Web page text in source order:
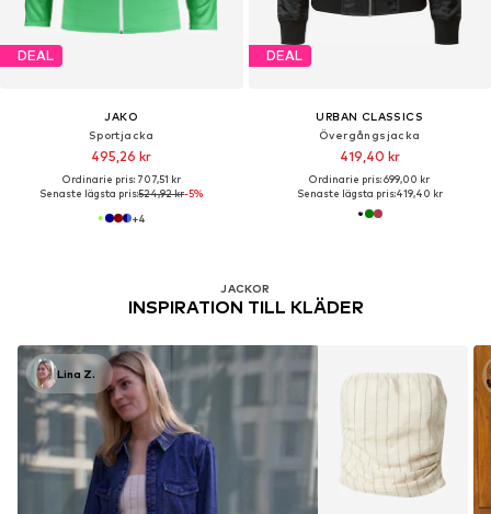
DEAL
JAKO
Sportjacka
495,26 kr
Ordinarie pris: 707,51 kr
Senaste lägsta pris:524,92 kr-5%
+4
DEAL
URBAN CLASSICS
Övergångsjacka
419,40 kr
Ordinarie pris: 699,00 kr
Senaste lägsta pris:419,40 kr
JACKOR
INSPIRATION TILL KLÄDER
Lina Z.